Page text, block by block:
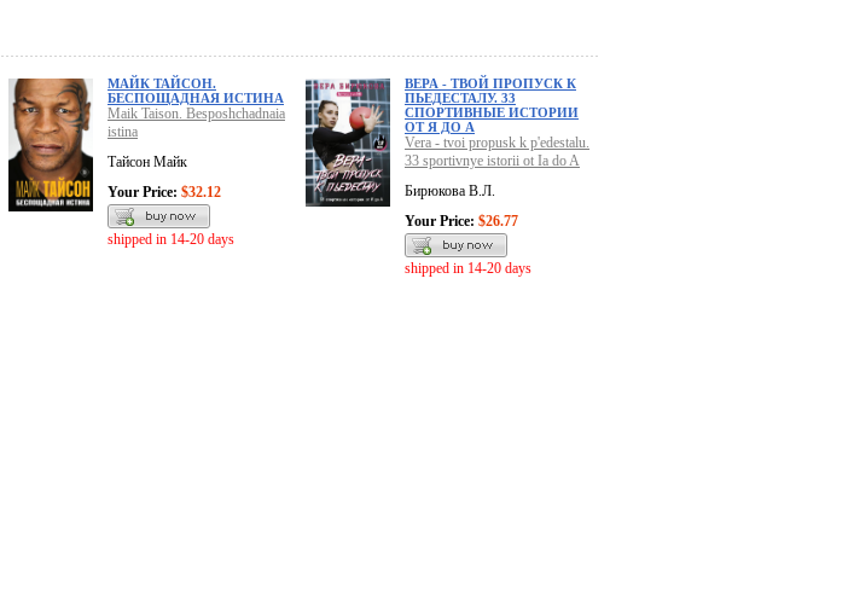
МАЙК ТАЙСОН.
БЕСПОЩАДНАЯ ИСТИНА
Maik Taison. Besposhchadnaia
istina
Тайсон Майк
Your Price: $32.12
shipped in 14-20 days
ВЕРА - ТВОЙ ПРОПУСК К
ПЬЕДЕСТАЛУ. 33
СПОРТИВНЫЕ ИСТОРИИ
ОТ Я ДО А
Vera - tvoi propusk k p'edestalu.
33 sportivnye istorii ot Ia do A
Бирюкова В.Л.
Your Price: $26.77
shipped in 14-20 days